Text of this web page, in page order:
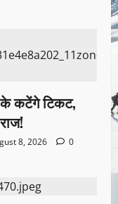
के कटेंगे टिकट,
8, 2026
0